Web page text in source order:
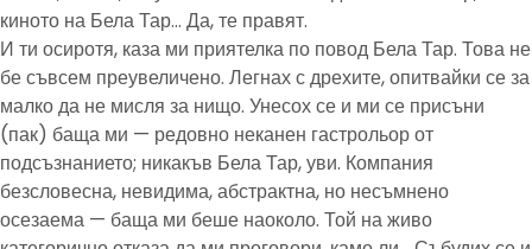
киното на Бела Тар… Да, те правят.
И ти осиротя, каза ми приятелка по повод Бела Тар. Това не
бе съвсем преувеличено. Легнах с дрехите, опитвайки се за
малко да не мисля за нищо. Унесох се и ми се присъни
(пак) баща ми — редовно неканен гастрольор от
подсъзнанието; никакъв Бела Тар, уви. Компания
безсловесна, невидима, абстрактна, но несъмнено
осезаема — баща ми беше наоколо. Той на живо